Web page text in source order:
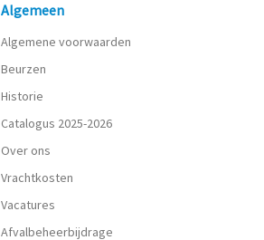
Algemeen
Algemene voorwaarden
Beurzen
Historie
Catalogus 2025-2026
Over ons
Vrachtkosten
Vacatures
Afvalbeheerbijdrage